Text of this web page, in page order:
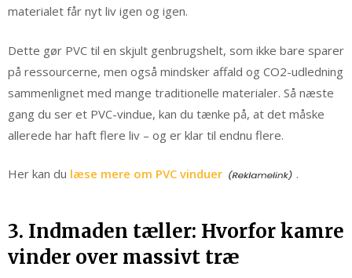
materialet får nyt liv igen og igen.
Dette gør PVC til en skjult genbrugshelt, som ikke bare sparer
på ressourcerne, men også mindsker affald og CO2-udledning
sammenlignet med mange traditionelle materialer. Så næste
gang du ser et PVC-vindue, kan du tænke på, at det måske
allerede har haft flere liv – og er klar til endnu flere.
Her kan du læse mere om PVC vinduer .
3. Indmaden tæller: Hvorfor kamre
vinder over massivt træ